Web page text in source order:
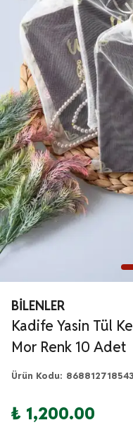
BİLENLER
Kadife Yasin Tül
Mor Renk 10 Adet
Ürün Kodu:
₺ 1,200.00